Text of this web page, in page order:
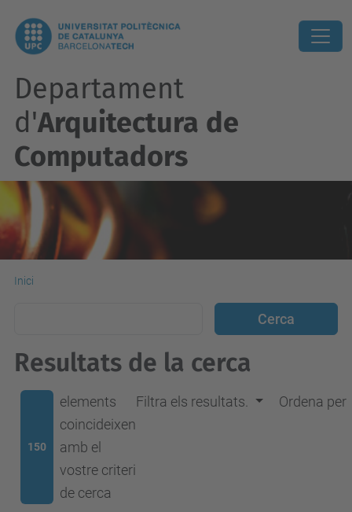
Departament
d'Arquitectura de
Computadors
Inici
Resultats de la cerca
150
elements
coincideixen
amb el
vostre criteri
de cerca
Filtra els resultats. Ordena per